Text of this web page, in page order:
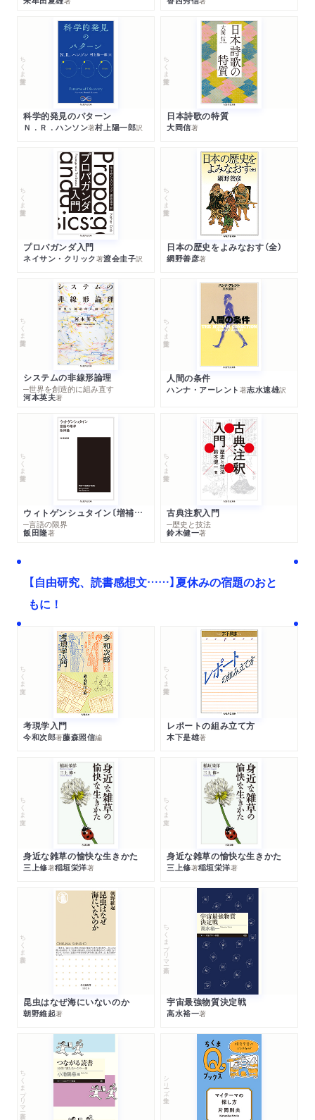
ちくま学芸文庫
科学的発見のパターン
Ｎ．Ｒ．ハンソン著村上陽一郎訳
ちくま学芸文庫
日本詩歌の特質
大岡信著
ちくま学芸文庫
プロパガンダ入門
ネイサン・クリック著渡会圭子訳
ちくま学芸文庫
日本の歴史をよみなおす（全）
網野善彦著
ちくま学芸文庫
システムの非線形論理
─世界を創造的に組み直す
河本英夫著
ちくま学芸文庫
人間の条件
ハンナ・アーレント 著志水速雄訳
ちくま学芸文庫
ウィトゲンシュタイン〔増補新版〕
─言語の限界
飯田隆著
ちくま学芸文庫
古典注釈入門
─歴史と技法
鈴木健一著
【自由研究、読書感想文……】夏休みの宿題のおと
もに！
ちくま文庫
考現学入門
今和次郎著藤森照信編
ちくま学芸文庫
レポートの組み立て方
木下是雄著
ちくま文庫
身近な雑草の愉快な生きかた
三上修著稲垣栄洋著
ちくま文庫
身近な雑草の愉快な生きかた
三上修著稲垣栄洋著
ちくま新書
昆虫はなぜ海にいないのか
朝野維起著
ちくまプリマー新書
宇宙最強物質決定戦
高水裕一著
ちくまプリマー新書 シリーズ・全集